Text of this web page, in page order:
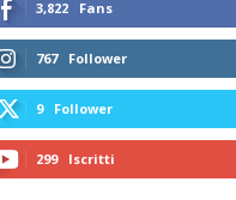
3,822 Fans
767 Follower
9 Follower
299 Iscritti